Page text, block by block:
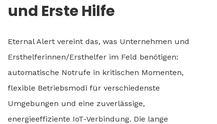
und Erste Hilfe
Eternal Alert vereint das, was Unternehmen und
Ersthelferinnen/Ersthelfer im Feld benötigen:
automatische Notrufe in kritischen Momenten,
flexible Betriebsmodi für verschiedenste
Umgebungen und eine zuverlässige,
energieeffiziente IoT-Verbindung. Die lange